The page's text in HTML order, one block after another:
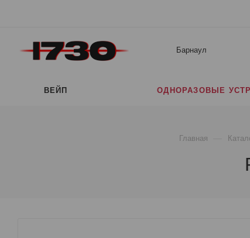
Барнаул
ВЕЙП ОДНОРАЗОВЫЕ
Главная